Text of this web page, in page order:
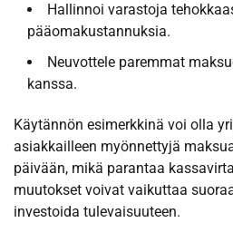
Hallinnoi varastoja
pääomakustannuksia.
Neuvottele paremmat
kanssa.
Käytännön esimerkkinä voi olla
asiakkailleen myönnettyjä
päivään, mikä parantaa
muutokset voivat vaikuttaa
investoida tulevaisuuteen.